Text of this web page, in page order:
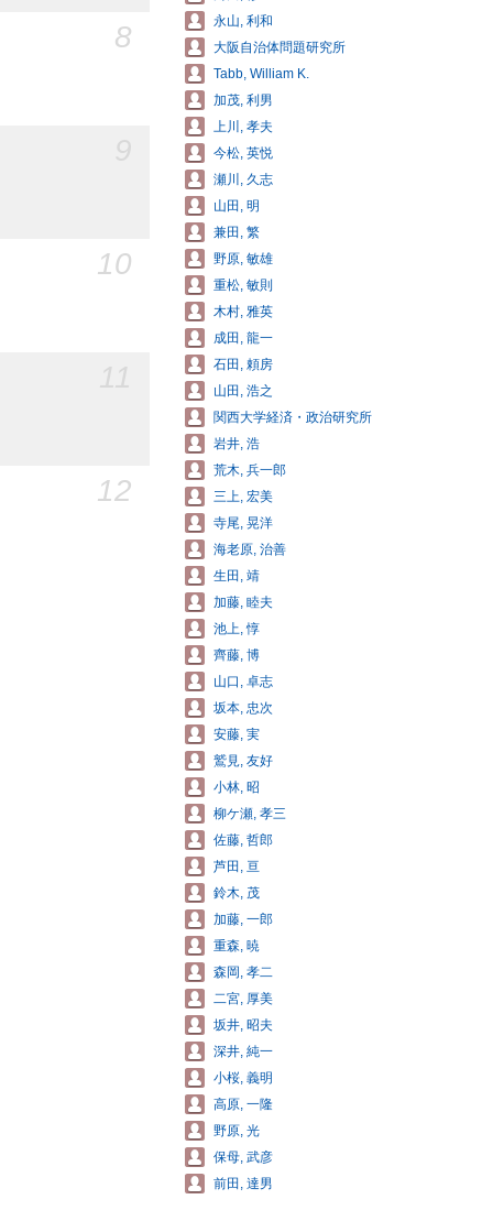
8
10
12
永山, 利和
大阪自治体問題研究所
Tabb, William K.
加茂, 利男
上川, 孝夫
今松, 英悦
瀬川, 久志
山田, 明
兼田, 繁
野原, 敏雄
重松, 敏則
木村, 雅英
成田, 龍一
石田, 頼房
山田, 浩之
関西大学経済・政治研究所
岩井, 浩
荒木, 兵一郎
三上, 宏美
寺尾, 晃洋
海老原, 治善
生田, 靖
加藤, 睦夫
池上, 惇
齊藤, 博
山口, 卓志
坂本, 忠次
安藤, 実
鷲見, 友好
小林, 昭
柳ケ瀬, 孝三
佐藤, 哲郎
芦田, 亘
鈴木, 茂
加藤, 一郎
重森, 暁
森岡, 孝二
二宮, 厚美
坂井, 昭夫
深井, 純一
小桜, 義明
高原, 一隆
野原, 光
保母, 武彦
前田, 達男